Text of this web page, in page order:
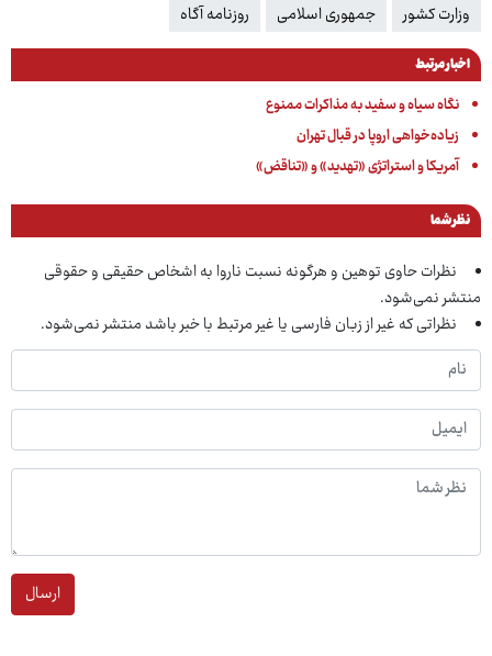
وزارت کشور
جمهوری اسلامی روزنامه آگاه
اخبار مرتبط
نگاه سیاه و سفید به مذاکرات ممنوع
زیاده‌خواهی اروپا در قبال تهران
آمریکا و استراتژی «تهدید» و «تناقض»
نظر شما
نظرات حاوی توهین و هرگونه نسبت ناروا به اشخاص حقیقی و حقوقی
منتشر نمی‌شود.
نظراتی که غیر از زبان فارسی یا غیر مرتبط با خبر باشد منتشر نمی‌شود.
ارسال